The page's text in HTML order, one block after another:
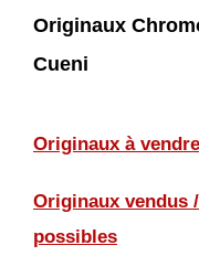
Originaux
Cueni
Originaux à vendre
Originaux vendus
possibles